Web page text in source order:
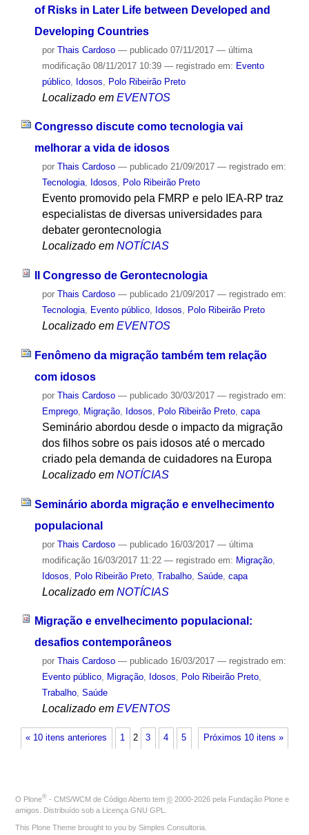
of Risks in Later Life between Developed and
Developing Countries
por Thais Cardoso — publicado07/11/2017 — última
modificação08/11/2017 10:39 — registrado em: Evento
público, Idosos Polo Ribeirão Preto
Localizado em EVENTOS
Congresso discute como tecnologia vai
melhorar a vida de idosos
por Thais Cardoso — publicado21/09/2017 — registrado em:
Tecnologia, Idosos, Polo Ribeirão Preto
Evento promovido pela FMRP e pelo IEA-RP traz
especialistas de diversas universidades para
debater gerontecnologia
Localizado em NOTÍCIAS
II Congresso de Gerontecnologia
por Thais Cardoso — publicado21/09/2017 — registrado em:
Tecnologia, Evento público, Idosos, Polo Ribeirão Preto
Localizado em EVENTOS
Fenômeno da migração também tem relação
com idosos
por Thais Cardoso — publicado30/03/2017 — registrado em:
Emprego, Migração, Idosos Polo Ribeirão Preto, capa
Seminário abordou desde o impacto da migração
dos filhos sobre os pais idosos até o mercado
criado pela demanda de cuidadores na Europa
Localizado em NOTÍCIAS
Seminário aborda migração e envelhecimento
populacional
por Thais Cardoso — publicado16/03/2017 — última
modificação16/03/2017 11:22 — registrado em: Migração,
Idosos
Polo Ribeirão Preto, Trabalho, Saúde, capa
Localizado em NOTÍCIAS
Migração e envelhecimento populacional:
desafios contemporâneos
por Thais Cardoso — publicado16/03/2017 — registrado em:
Evento público, Migração, Idosos, Polo Ribeirão Preto,
Trabalho, Saúde
Localizado em EVENTOS
« 10 itens anteriores Próximos 10 itens »
1 2 3 4 5
O Plone® - CMS/WCM de Código Aberto tem © 2000-2026 pela Fundação Plone e
amigos. Distribuído sob a Licença GNU GPL
This Plone Theme brought to you by Simples Consultoria